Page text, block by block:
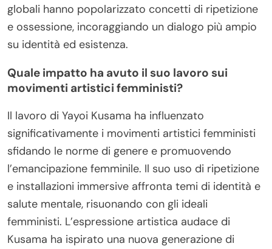
globali hanno popolarizzato concetti di ripetizione
e ossessione, incoraggiando un dialogo più ampio
su identità ed esistenza.
Quale impatto ha avuto il suo lavoro sui
movimenti artistici femministi?
Il lavoro di Yayoi Kusama ha influenzato
significativamente i movimenti artistici femministi
sfidando le norme di genere e promuovendo
l’emancipazione femminile. Il suo uso di ripetizione
e installazioni immersive affronta temi di identità e
salute mentale, risuonando con gli ideali
femministi. L’espressione artistica audace di
Kusama ha ispirato una nuova generazione di